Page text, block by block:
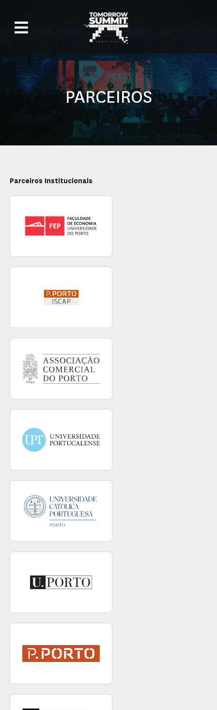
PARCEIROS
Parceiros Institucionais